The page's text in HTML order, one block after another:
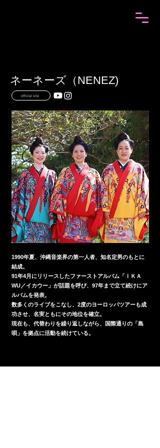
ネーネーズ（NENEZ)
official site
1990年夏、沖縄音楽界の第一人者、知名定男のもとに
結成。
91年4月にリリースしたファーストアルバム「ＩＫＡ
WU／イカウー」が話題を呼び、97年まで立て続けにア
ルバムを発表。
数多くのライブをこなし、2度のヨーロッパツアーも成
功させ、名実ともにその地位を確立。
現在も、代替わりを繰り返しながら、国際通りの「島
唄」を拠点に活動を続けている。